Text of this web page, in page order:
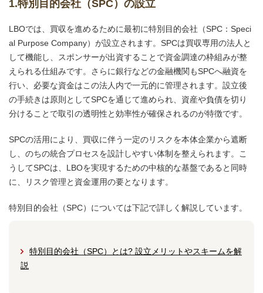
1.特別目的会社（SPC）の設立
LBOでは、買収を進めるために最初に特別目的会社（SPC：Speci
al Purpose Company）が設立されます。SPCは買収専用の法人と
して機能し、スポンサーが出資することで資金調達の枠組みが整
えられる仕組みです。さらに銀行などの金融機関もSPCへ融資を
行い、必要な資金はこの法人内で一元的に管理されます。設立後
の手続きは原則としてSPCを通じて進められ、資産や負債を切り
分けることで取引の透明性と効率性が確保されるのが特徴です。
SPCの活用により、買収に伴う一定のリスクを本体企業から遮断
し、のちの統合プロセスを設計しやすい体制を整えられます。こ
うしてSPCは、LBOを実現するための中核的な基盤であると同時
に、リスク管理と資金運用の要となります。
特別目的会社（SPC）については下記で詳しく解説しています。
特別目的会社（SPC）とは? 設立メリットやスキームを解
説